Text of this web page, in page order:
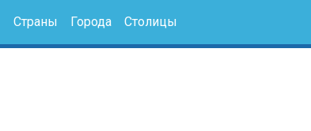
Страны Города Столицы